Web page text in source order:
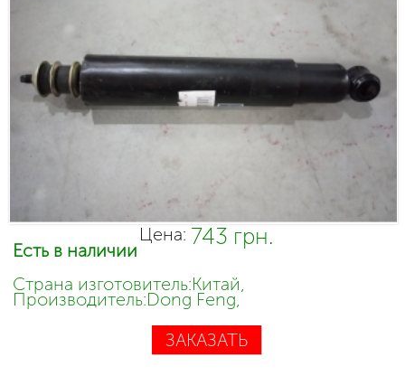
Цена: 743 грн.
Есть в наличии
Страна изготовитель:Китай,
Производитель:Dong Feng,
ЗАКАЗАТЬ